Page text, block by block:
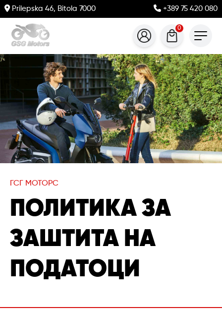
Prilepska 46, Bitola 7000 +389 75 420 080
0
ГСГ МОТОРС
ПОЛИТИКА ЗА
ЗАШТИТА НА
ПОДАТОЦИ